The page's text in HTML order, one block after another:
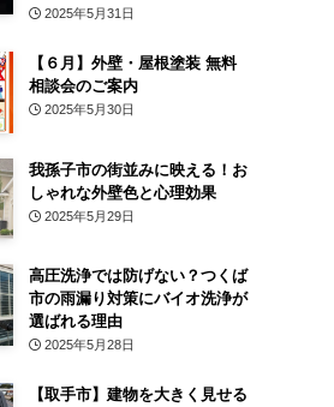
2025年5月31日
【６月】外壁・屋根塗装 無料
相談会のご案内
2025年5月30日
我孫子市の街並みに映える！お
しゃれな外壁色と心理効果
2025年5月29日
高圧洗浄では防げない？つくば
市の雨漏り対策にバイオ洗浄が
選ばれる理由
2025年5月28日
【取手市】建物を大きく見せる